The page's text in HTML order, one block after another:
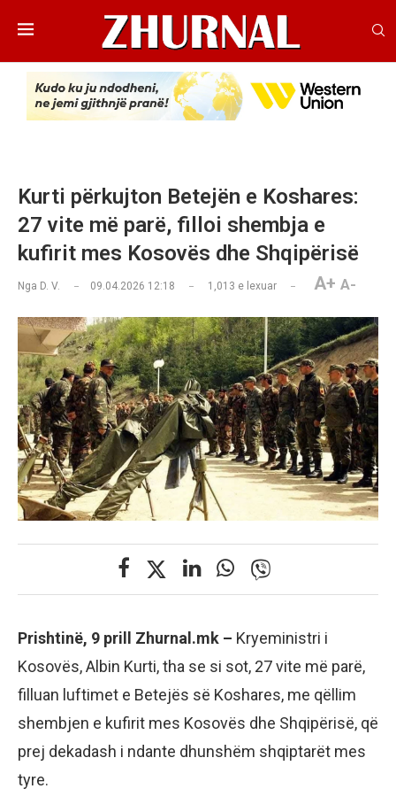
Kurti përkujton Betejën e Koshares:
27 vite më parë, filloi shembja e
kufirit mes Kosovës dhe Shqipërisë
Nga D. V. 09.04.2026 12:18 1,013 e lexuar A+ A-
Prishtinë, 9 prill Zhurnal.mk – Kryeministri i
Kosovës, Albin Kurti, tha se si sot, 27 vite më parë,
filluan luftimet e Betejës së Koshares, me qëllim
shembjen e kufirit mes Kosovës dhe Shqipërisë, që
prej dekadash i ndante dhunshëm shqiptarët mes
tyre.